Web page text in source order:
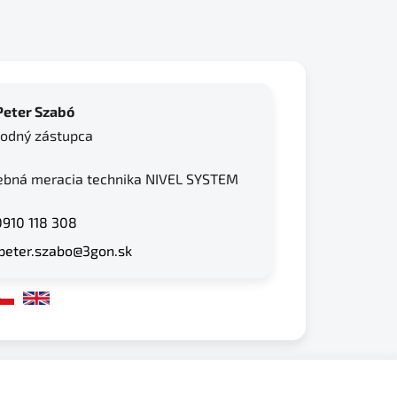
Szabó
zástupca
meracia technika NIVEL SYSTEM
118 308